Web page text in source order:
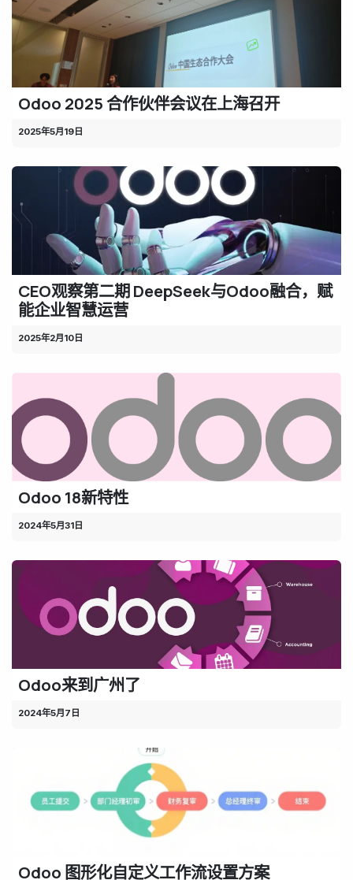
Odoo 2025 合作伙伴会议在上海召开
2025年5月19日
CEO观察第二期 DeepSeek与Odoo融合，赋
能企业智慧运营
2025年2月10日
Odoo 18新特性
2024年5月31日
Odoo来到广州了
2024年5月7日
Odoo 图形化自定义工作流设置方案